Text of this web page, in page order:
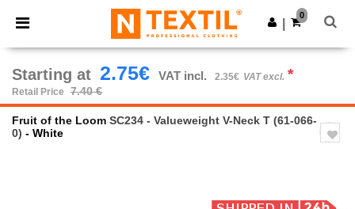
× Ntextil App
Better prices on app!
Get the app
0
Starting at 2.75€ VAT incl. 2.35€ VAT excl. *
Retail Price 7.40 €
Fruit of the Loom SC234 - Valueweight V-Neck T (61-066-
0) - White